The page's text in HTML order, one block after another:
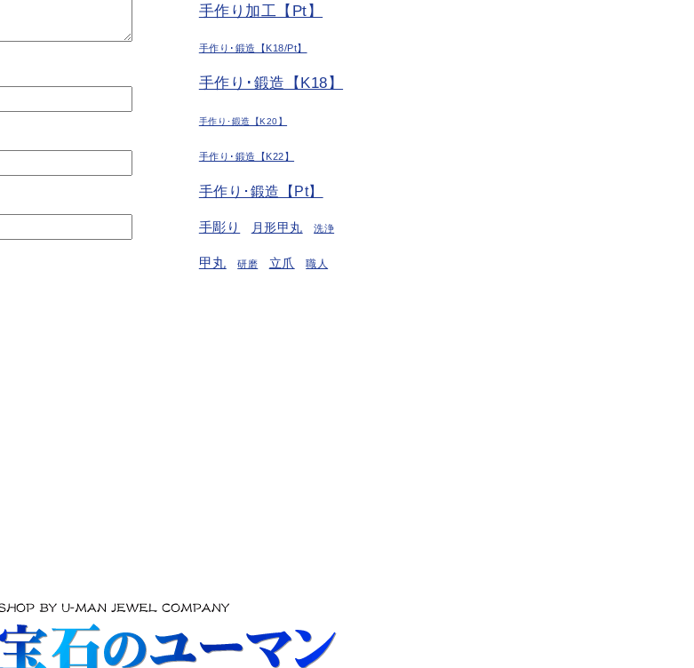
手作り加工【Pt】
手作り･鍛造【K18/Pt】
手作り･鍛造【K18】
手作り･鍛造【K20】
手作り･鍛造【K22】
手作り･鍛造【Pt】
手彫り 月形甲丸 洗浄
甲丸 研磨 立爪 職人